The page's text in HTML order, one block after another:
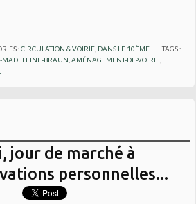
:CIRCULATION & VOIRIE, DANS LE 10ÈME
TAGS :
MADELEINE-BRAUN ,AMÉNAGEMENT-DE-VOIRIE
jour de marché à
personnelles...